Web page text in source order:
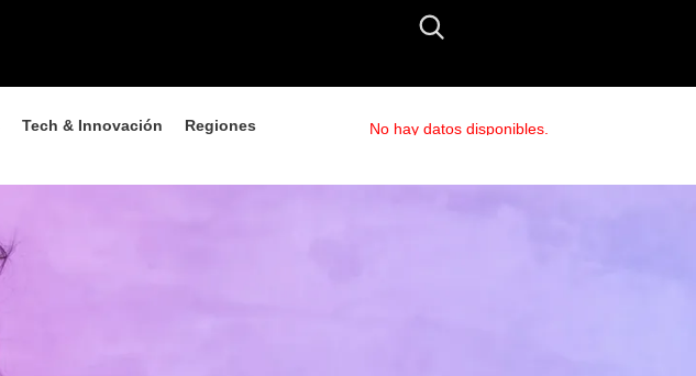
Tech & Innovación Regiones No hay datos disponibles.